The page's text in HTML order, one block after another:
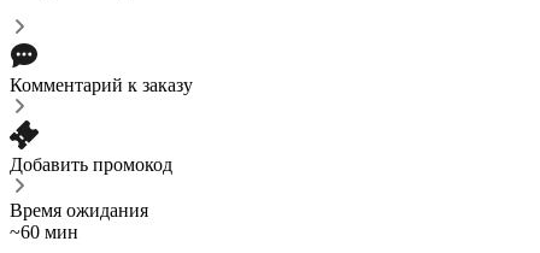
Комментарий к заказу
Добавить промокод
Время ожидания
~60 мин